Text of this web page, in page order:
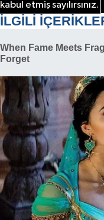
kabul etmiş sayılırsınız.